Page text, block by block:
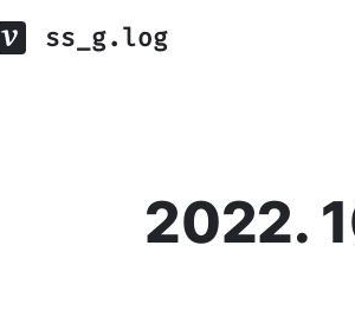
ss_g.log
2022.